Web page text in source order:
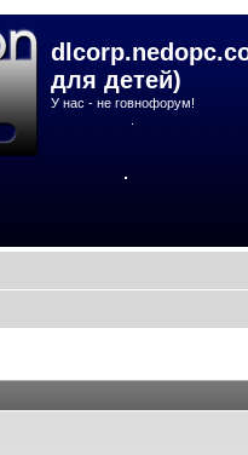
для детей)
У нас - не говнофорум!